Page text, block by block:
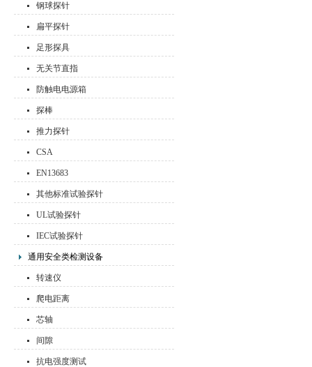
钢球探针
扁平探针
足形探具
无关节直指
防触电电源箱
探棒
推力探针
CSA
EN13683
其他标准试验探针
UL试验探针
IEC试验探针
通用安全类检测设备
转速仪
爬电距离
芯轴
间隙
抗电强度测试